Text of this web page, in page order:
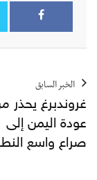
الخبر السابق
غروندبرغ يحذر
عودة اليمن إلى
صراع واسع